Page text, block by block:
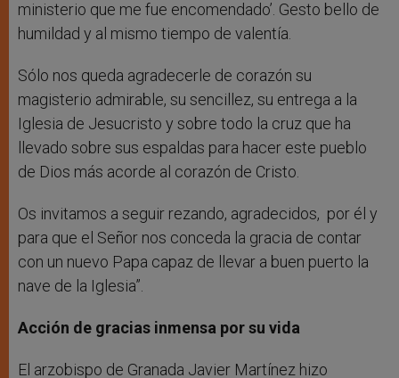
ministerio que me fue encomendado’. Gesto bello de
humildad y al mismo tiempo de valentía.
Sólo nos queda agradecerle de corazón su
magisterio admirable, su sencillez, su entrega a la
Iglesia de Jesucristo y sobre todo la cruz que ha
llevado sobre sus espaldas para hacer este pueblo
de Dios más acorde al corazón de Cristo.
Os invitamos a seguir rezando, agradecidos, por él y
para que el Señor nos conceda la gracia de contar
con un nuevo Papa capaz de llevar a buen puerto la
nave de la Iglesia”.
Acción de gracias inmensa por su vida
El arzobispo de Granada Javier Martínez hizo